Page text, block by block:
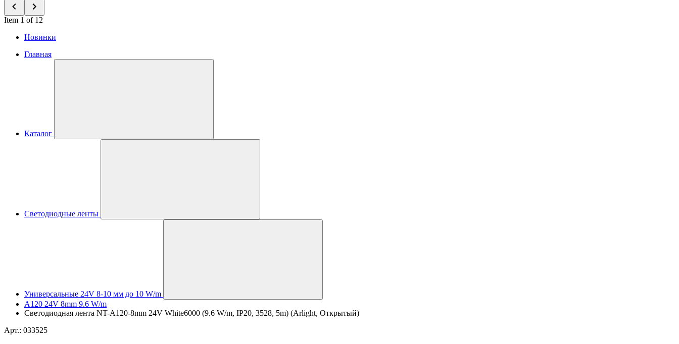
Item 1 of 12
Новинки
Главная
Каталог
Светодиодные ленты
Универсальные 24V 8-10 мм до 10 W/m
A120 24V 8mm 9.6 W/m
Светодиодная лента NT-A120-8mm 24V White6000 (9.6 W/m, IP20, 3528, 5m) (Arlight, Открытый)
Арт.: 033525